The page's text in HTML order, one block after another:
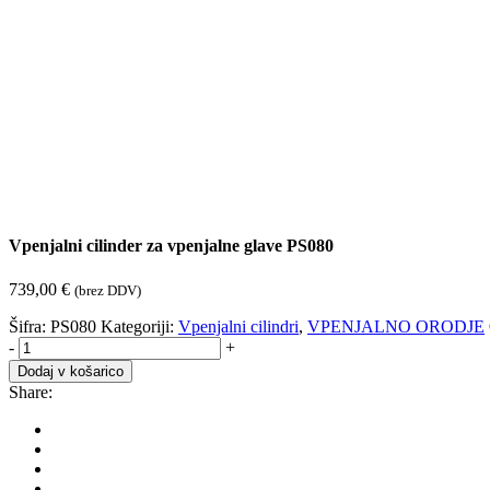
Vpenjalni cilinder za vpenjalne glave PS080
739,00 € (brez DDV)
Šifra: PS080 Kategoriji: Vpenjalni cilindri, VPENJALNO ORODJE
Vpenjalni
cilinder
za
vpenjalne
glave
PS080
količina
- +
Dodaj v košarico
Share: